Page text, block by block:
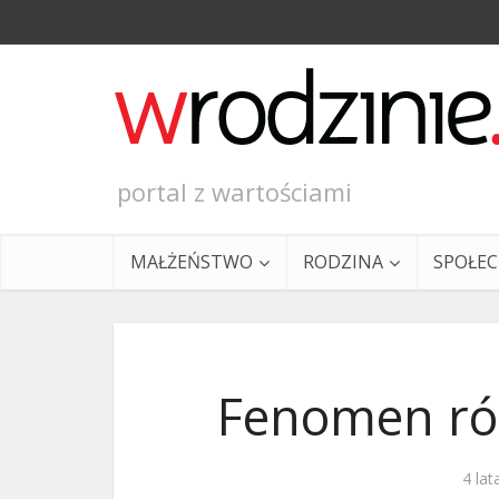
portal z wartościami
MAŁŻEŃSTWO RODZINA
Fenomen
4